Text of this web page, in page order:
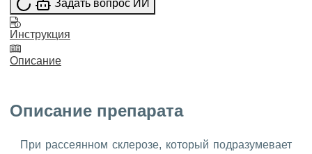
Задать вопрос ИИ
Инструкция
Описание
Описание препарата
При рассеянном склерозе, который подразумевает